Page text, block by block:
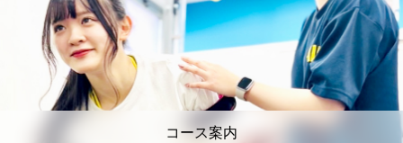
コース案内